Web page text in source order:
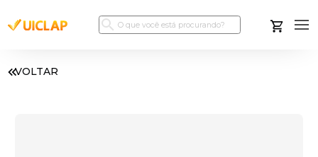
VOLTAR